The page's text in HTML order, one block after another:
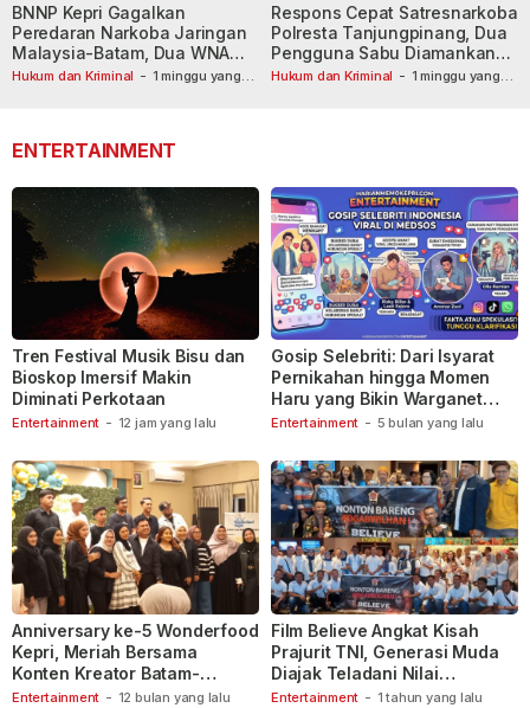
Hukum dan Kriminal - 1 minggu yang
BNNP Kepri Gagalkan
Peredaran Narkoba Jaringan
Malaysia-Batam, Dua WNA
Masih Diburu
Hukum dan Kriminal - 1 minggu yang
Respons Cepat Satresnarkoba
Polresta Tanjungpinang, Dua
Pengguna Sabu Diamankan
Usai Dilaporkan ke Call Center
ENTERTAINMENT
Entertainment - 12 jam yang lalu
Tren Festival Musik Bisu dan
Bioskop Imersif Makin
Diminati Perkotaan
Entertainment - 5 bulan yang lalu
Gosip Selebriti: Dari Isyarat
Pernikahan hingga Momen
Haru yang Bikin Warganet
Berspekulasi
Entertainment - 12 bulan yang lalu
Anniversary ke-5 Wonderfood
Kepri, Meriah Bersama
Konten Kreator Batam-
Tanjungpinang
Entertainment - 1 tahun yang lalu
Film Believe Angkat Kisah
Prajurit TNI, Generasi Muda
Diajak Teladani Nilai
Keberanian